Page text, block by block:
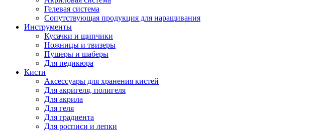
Гелевая система
Сопутствующая продукция для наращивания
Инструменты
Кусачки и щипчики
Ножницы и твизеры
Пушеры и шаберы
Для педикюра
Кисти
Аксессуары для хранения кистей
Для акригеля, полигеля
Для акрила
Для геля
Для градиента
Для росписи и лепки